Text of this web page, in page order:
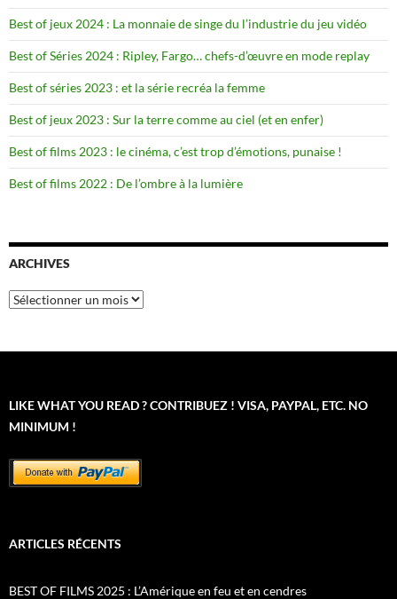
Best of jeux 2024 : La monnaie de singe du l’industrie du jeu vidéo
Best of Séries 2024 : Ripley, Fargo… chefs-d’œuvre en mode replay
Best of séries 2023 : et la série recréa la femme
Best of jeux 2023 : Sur la terre comme au ciel (et en enfer)
Best of films 2023 : le cinéma, c’est trop d’émotions, punaise !
Best of films 2022 : De l’ombre à la lumière
ARCHIVES
Archives
LIKE WHAT YOU READ ? CONTRIBUEZ ! VISA, PAYPAL, ETC. NO
MINIMUM !
ARTICLES RÉCENTS
BEST OF FILMS 2025 : L’Amérique en feu et en cendres